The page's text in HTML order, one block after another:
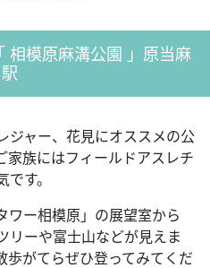
相模原麻溝公園 」原当麻
駅
ジャー、花見にオススメの公
家族にはフィールドアスレチ
す。
ワー相模原」の展望室から
リーや富士山などが見えま
歩がてらぜひ登ってみてくだ